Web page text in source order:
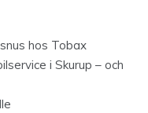
hos Tobax
i Skurup – och